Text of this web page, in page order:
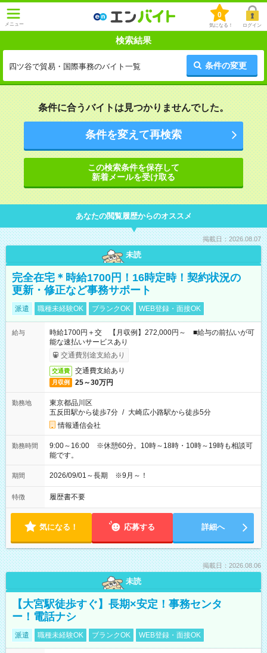
メニュー
0
気になる！ ログイン
検索結果
四ツ谷で貿易・国際事務のバイト一覧 条件の変更
条件に合うバイトは見つかりませんでした。
条件を変えて再検索
この検索条件を保存して
新着メールを受け取る
あなたの閲覧履歴からのオススメ
掲載日：2026.08.07
未読
完全在宅＊時給1700円！16時定時！契約状況の
更新・修正など事務サポート
派遣 職種未経験OK ブランクOK WEB登録・面接OK
給与
時給1700円＋交 【月収例】272,000円～ ■給与の前払いが可
能な速払いサービスあり
交通費別途支給あり
交通費 交通費支給あり
月収例 25～30万円
勤務地
東京都品川区
五反田駅から徒歩7分 / 大崎広小路駅から徒歩5分
情報通信会社
勤務時間
9:00～16:00 ※休憩60分。10時～18時・10時～19時も相談可
能です。
期間 2026/09/01～長期 ※9月～！
特徴 履歴書不要
気になる！ 応募する 詳細へ
掲載日：2026.08.06
未読
【大宮駅徒歩すぐ】長期×安定！事務センタ
ー！電話ナシ
派遣 職種未経験OK ブランクOK WEB登録・面接OK